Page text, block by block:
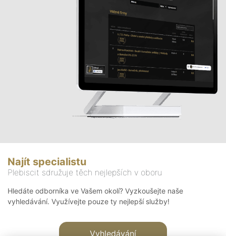
Najít specialistu
Plebiscit sdružuje těch nejlepších v oboru
Hledáte odborníka ve Vašem okolí? Vyzkoušejte naše
vyhledávání. Využívejte pouze ty nejlepší služby!
Vyhledávání